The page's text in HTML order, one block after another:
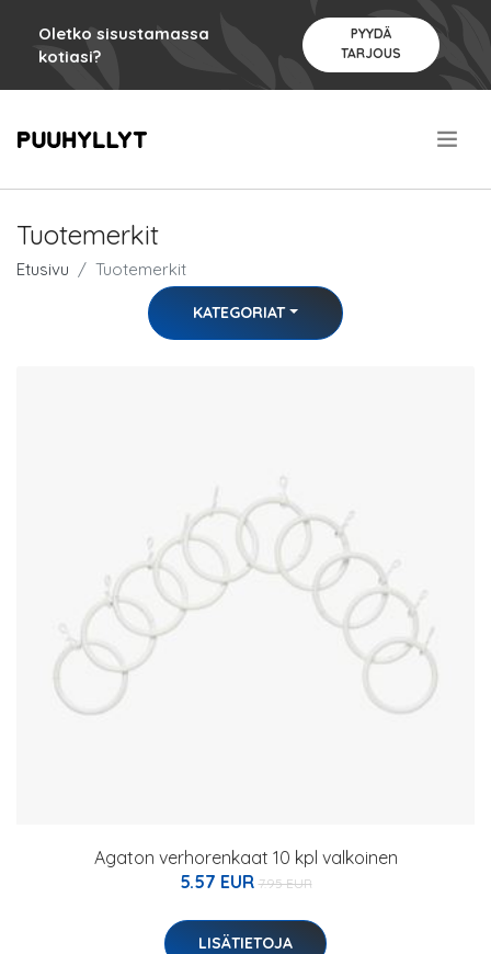
Oletko sisustamassa
kotiasi?
PYYDÄ
TARJOUS
Tuotemerkit
Etusivu Tuotemerkit
KATEGORIAT
Agaton verhorenkaat 10 kpl valkoinen
5.57 EUR 7.95 EUR
LISÄTIETOJA